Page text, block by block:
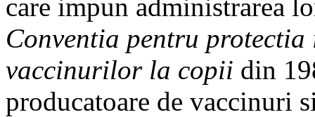
care impun administrarea
Conventia pentru protectia
vaccinurilor la copii din
producatoare de vaccinuri